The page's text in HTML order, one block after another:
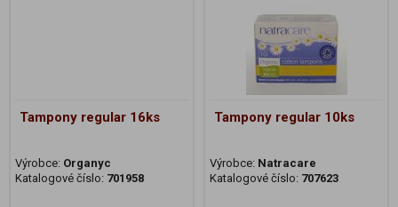
Tampony regular 16ks
Výrobce: Organyc
Katalogové číslo: 701958
Tampony regular 10ks
Výrobce: Natracare
Katalogové číslo: 707623